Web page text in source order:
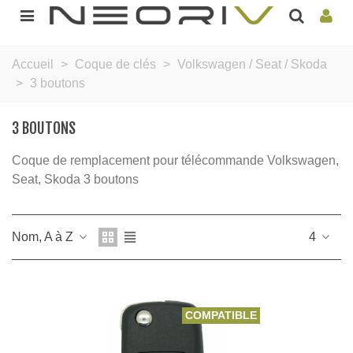
Accueil > Coque de clés > Volkswagen / Seat / Skoda
> 3 boutons
3 BOUTONS
Coque de remplacement pour télécommande Volkswagen,
Seat, Skoda 3 boutons
Nom, A à Z 4
COMPATIBLE